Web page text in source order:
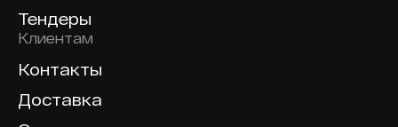
Тендеры
Клиентам
Контакты
Доставка